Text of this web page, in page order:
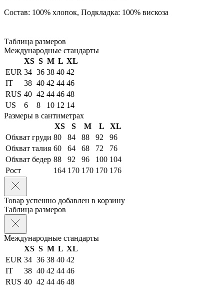
Состав: 100% хлопок, Подкладка: 100% вискоза
Таблица размеров
Международные стандарты
XS S M L XL
EUR 34 36 38 40 42
IT
38 40 42 44 46
RUS 40 42 44 46 48
US
6 8 10 12 14
Размеры в сантиметрах
XS
S M L
XL
Обхват груди 80 84 88 92
96
Обхват талия 60 64 68 72
76
Обхват бедер 88 92 96 100 104
Рост
164 170 170 170 176
Товар успешно добавлен в корзину
Таблица размеров
Международные стандарты
XS S M L XL
EUR 34 36 38 40 42
IT
38 40 42 44 46
RUS 40 42 44 46 48